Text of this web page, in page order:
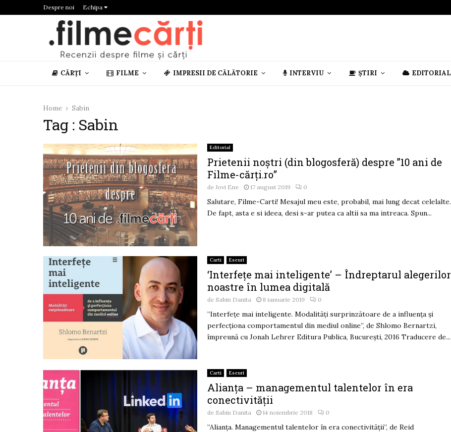
Despre noi Echipa
CĂRȚI FILME IMPRESII DE CĂLĂTORIE INTERVIU ȘTIRI EDITORIAL
Home Sabin
Tag : Sabin
Editorial
Prietenii noștri (din blogosferă) despre ”10 ani de
Filme-cărți.ro”
de Jovi Ene 17 august 2019 0
Salutare, Filme-Carti! Mesajul meu este, probabil, mai lung decat celelalte.
De fapt, asta e si ideea, desi s-ar putea ca altii sa ma intreaca. Spun...
Carti Eseuri
‘Interfețe mai inteligente’ – Îndreptarul alegerilor
noastre în lumea digitală
de Sabin Danita 8 ianuarie 2019 0
”Interfețe mai inteligente. Modalităţi surprinzătoare de a influenţa şi
perfecţiona comportamentul din mediul online”, de Shlomo Bernartzi,
împreună cu Jonah Lehrer Editura Publica, București, 2016 Traducere de...
Carti Eseuri
Alianța – managementul talentelor în era
conectivității
de Sabin Danita 14 noiembrie 2018 0
”Alianța. Managementul talentelor în era conectivității”, de Reid